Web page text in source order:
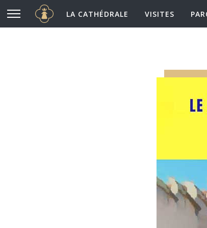
Aller au contenu principal
Cathédrale Notre-Dame de Chartres
LA CATHÉDRALE VISITES